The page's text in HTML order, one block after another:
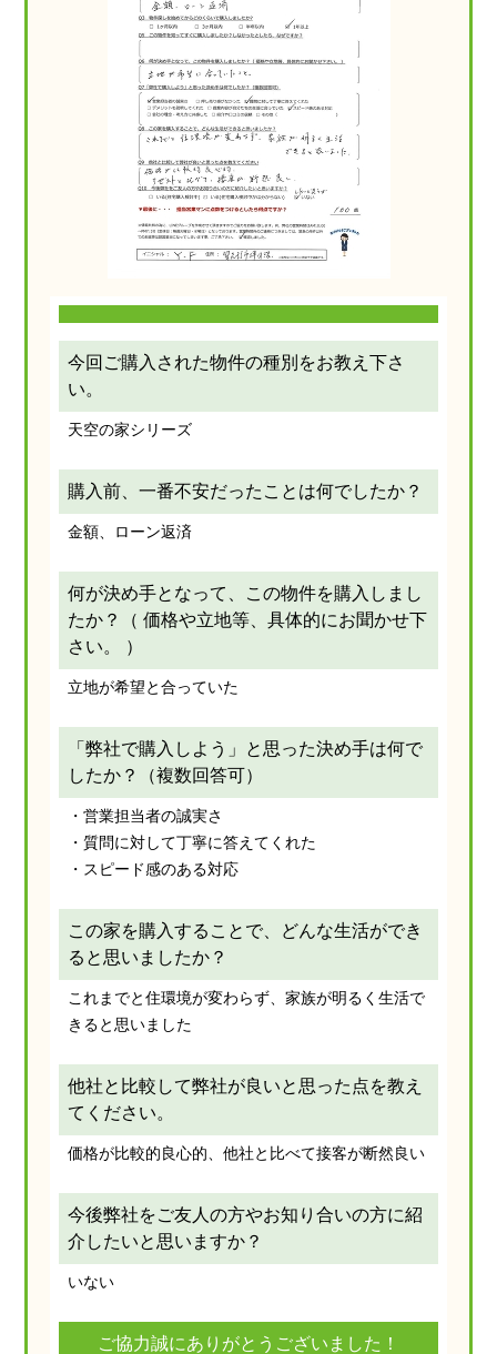
今回ご購入された物件の種別をお教え下さ
い。
天空の家シリーズ
購入前、一番不安だったことは何でしたか？
金額、ローン返済
何が決め手となって、この物件を購入しまし
たか？（ 価格や立地等、具体的にお聞かせ下
さい。 ）
立地が希望と合っていた
「弊社で購入しよう」と思った決め手は何で
したか？（複数回答可）
・営業担当者の誠実さ
・質問に対して丁寧に答えてくれた
・スピード感のある対応
この家を購入することで、どんな生活ができ
ると思いましたか？
これまでと住環境が変わらず、家族が明るく生活で
きると思いました
他社と比較して弊社が良いと思った点を教え
てください。
価格が比較的良心的、他社と比べて接客が断然良い
今後弊社をご友人の方やお知り合いの方に紹
介したいと思いますか？
いない
ご協力誠にありがとうございました！